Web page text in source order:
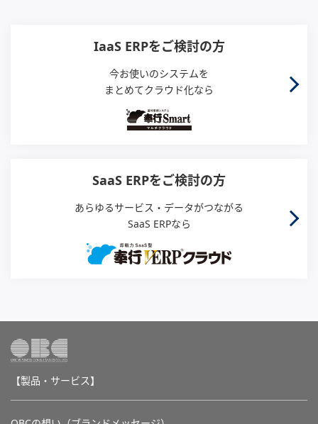
IaaS ERPをご検討の方
今お使いのシステムを
まとめてクラウド化なら
SaaS ERPをご検討の方
あらゆるサービス・データがつながる
SaaS ERPなら
【製品・サービス】